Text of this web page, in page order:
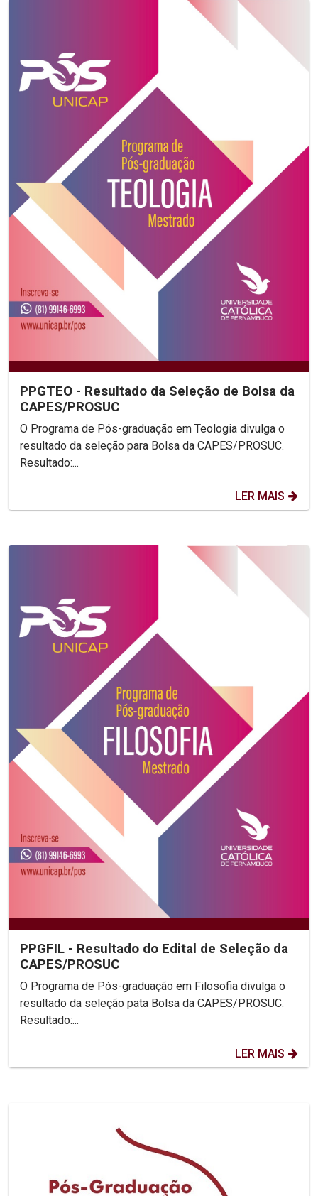
PPGTEO - Resultado da Seleção de Bolsa da
CAPES/PROSUC
O Programa de Pós-graduação em Teologia divulga o
resultado da seleção para Bolsa da CAPES/PROSUC.
Resultado:...
LER MAIS
PPGFIL - Resultado do Edital de Seleção da
CAPES/PROSUC
O Programa de Pós-graduação em Filosofia divulga o
resultado da seleção pata Bolsa da CAPES/PROSUC.
Resultado:...
LER MAIS